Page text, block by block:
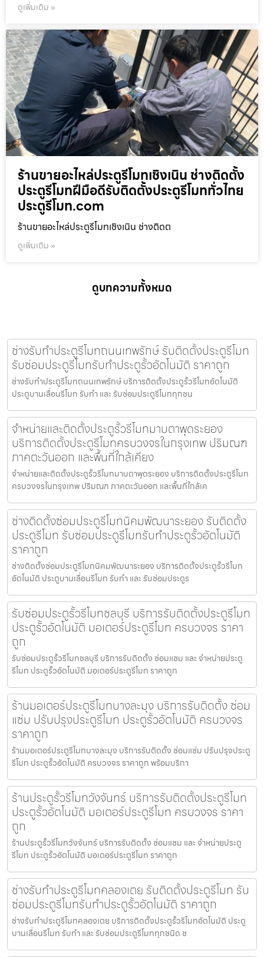
ดูเพิ่มเติม »
ร้านขายอะไหล่ประตูรีโมทเชิงเนิน ช่างติดตั้ง
ประตูรีโมทฝีมือดีรับติดตั้งประตูรีโมททั่วไทย
ประตูรีโมท.com
ร้านขายอะไหล่ประตูรีโมทเชิงเนิน ช่างติดต
ดูเพิ่มเติม »
ดูบทความทั้งหมด
ช่างรับทำประตูรีโมทถนนเทพรักษ์ รับติดตั้งประตูรีโมท
รับซ่อมประตูรีโมทรับทำประตูรั้วอัตโนมัติ ราคาถูก
ช่างรับทำประตูรีโมทถนนเทพรักษ์ บริการติดตั้งประตูรั้วรีโมทอัตโนมัติ
ประตูบานเลื่อนรีโมท รับทำ และ รับซ่อมประตูรีโมททุกชน
จำหน่ายและติดตั้งประตูรั้วรีโมทมาบตาพุดระยอง
บริการติดตั้งประตูรีโมทครบวงจรในกรุงเทพ ปริมณฑ
ภาคตะวันออก และพื้นที่ใกล้เคียง
จำหน่ายและติดตั้งประตูรั้วรีโมทมาบตาพุดระยอง บริการติดตั้งประตูรีโมท
ครบวงจรในกรุงเทพ ปริมณฑ ภาคตะวันออก และพื้นที่ใกล้เค
ช่างติดตั้งซ่อมประตูรีโมทนิคมพัฒนาระยอง รับติดตั้ง
ประตูรีโมท รับซ่อมประตูรีโมทรับทำประตูรั้วอัตโนมัติ
ราคาถูก
ช่างติดตั้งซ่อมประตูรีโมทนิคมพัฒนาระยอง บริการติดตั้งประตูรั้วรีโมท
อัตโนมัติ ประตูบานเลื่อนรีโมท รับทำ และ รับซ่อมประตูร
รับซ่อมประตูรั้วรีโมทชลบุรี บริการรับติดตั้งประตูรีโมท
ประตูรั้วอัตโนมัติ มอเตอร์ประตูรีโมท ครบวงจร ราคา
ถูก
รับซ่อมประตูรั้วรีโมทชลบุรี บริการรับติดตั้ง ซ่อมแซม และ จำหน่ายประตู
รีโมท ประตูรั้วอัตโนมัติ มอเตอร์ประตูรีโมท ราคาถูก
ร้านมอเตอร์ประตูรีโมทบางละมุง บริการรับติดตั้ง ซ่อม
แซ่ม ปรับปรุงประตูรีโมท ประตูรั้วอัตโนมัติ ครบวงจร
ราคาถูก
ร้านมอเตอร์ประตูรีโมทบางละมุง บริการรับติดตั้ง ซ่อมแซ่ม ปรับปรุงประตู
รีโมท ประตูรั้วอัตโนมัติ ครบวงจร ราคาถูก พร้อมบริกา
ร้านประตูรั้วรีโมทวังจันทร์ บริการรับติดตั้งประตูรีโมท
ประตูรั้วอัตโนมัติ มอเตอร์ประตูรีโมท ครบวงจร ราคา
ถูก
ร้านประตูรั้วรีโมทวังจันทร์ บริการรับติดตั้ง ซ่อมแซม และ จำหน่ายประตู
รีโมท ประตูรั้วอัตโนมัติ มอเตอร์ประตูรีโมท ราคาถูก
ช่างรับทำประตูรีโมทคลองเตย รับติดตั้งประตูรีโมท รับ
ซ่อมประตูรีโมทรับทำประตูรั้วอัตโนมัติ ราคาถูก
ช่างรับทำประตูรีโมทคลองเตย บริการติดตั้งประตูรั้วรีโมทอัตโนมัติ ประตู
บานเลื่อนรีโมท รับทำ และ รับซ่อมประตูรีโมททุกชนิด ช